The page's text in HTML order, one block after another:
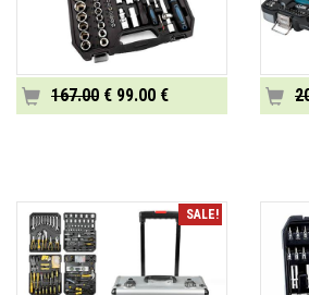
167.00 € 99.00 €
SALE!